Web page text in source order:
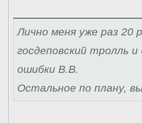
Лично меня уже раз 20
госдеповский тролль
ошибки В.В.
Остальное по плану,